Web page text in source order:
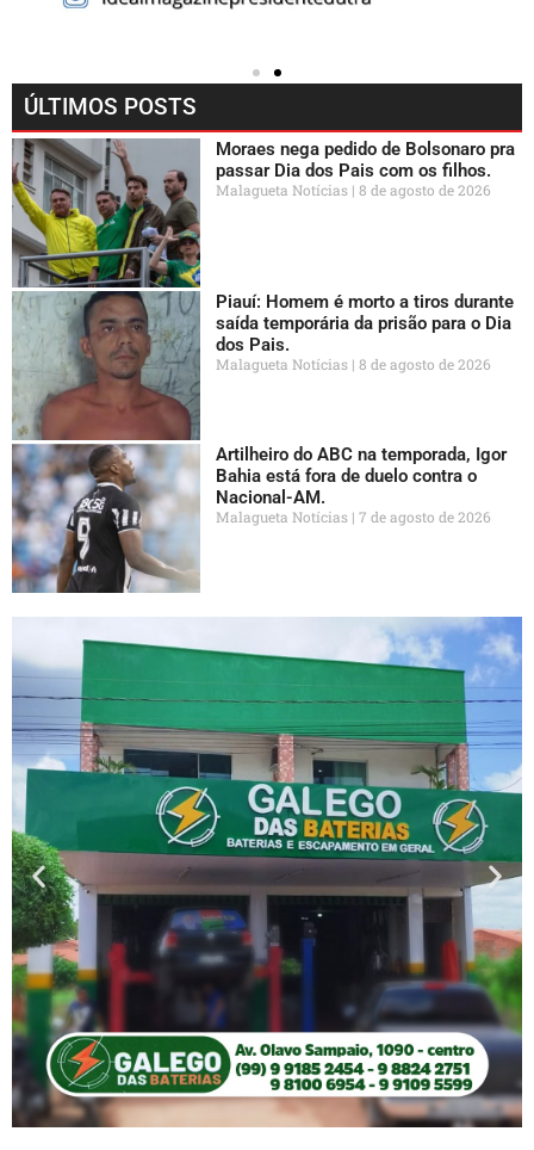
ÚLTIMOS POSTS
Moraes nega pedido de Bolsonaro pra
passar Dia dos Pais com os filhos.
Malagueta Notícias 8 de agosto de 2026
Piauí: Homem é morto a tiros durante
saída temporária da prisão para o Dia
dos Pais.
Malagueta Notícias 8 de agosto de 2026
Artilheiro do ABC na temporada, Igor
Bahia está fora de duelo contra o
Nacional-AM.
Malagueta Notícias 7 de agosto de 2026